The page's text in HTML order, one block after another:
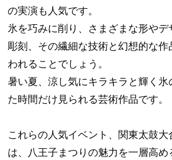
の実演も人気です。
氷を巧みに削り、さまざまな形やデ
彫刻、その繊細な技術と幻想的な作
われることでしょう。
暑い夏、涼し気にキラキラと輝く
た時間だけ見られる芸術作品です。
これらの人気イベント、関東太鼓
は、八王子まつりの魅力を一層高め